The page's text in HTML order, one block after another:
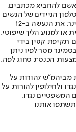
להחביא מכתבים,
הניידים של הנשים
בסמינר, וכן להשמיד רשימה שמית של בנות הסמינר. את הנעשה ב-12
או למנוע הליך שיפוטי.
תקיפת קטין בידי
מסר לפיו ניתן
הכנסת סחוג לפה.
מביהמ"ש להורות על
ולחילופין להורות על
המשפטיים נגדו.
אותנו